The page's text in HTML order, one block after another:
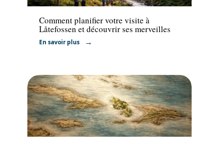
Comment planifier votre visite à
Låtefossen et découvrir ses merveilles
En savoir plus
Voyage